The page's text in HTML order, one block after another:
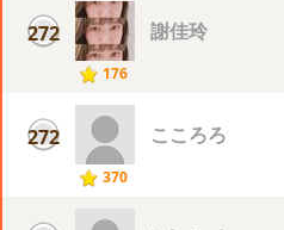
272
176
謝佳玲
272
370
こころろ